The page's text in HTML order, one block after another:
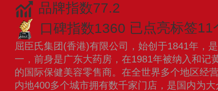
品牌指数77.2
口碑指数1360 已点亮标签11
屈臣氏集团(香港)有限公司，始创于1841年，
一，前身是广东大药房，在1981年被纳入和记
的国际保健美容零售商。在全世界多个地区经
内地400多个城市拥有数千家门店，是国内为